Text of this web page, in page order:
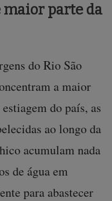
maior parte da
do Rio São
a maior
do país, as
ao longo da
acumulam nada
de água em
para abastecer